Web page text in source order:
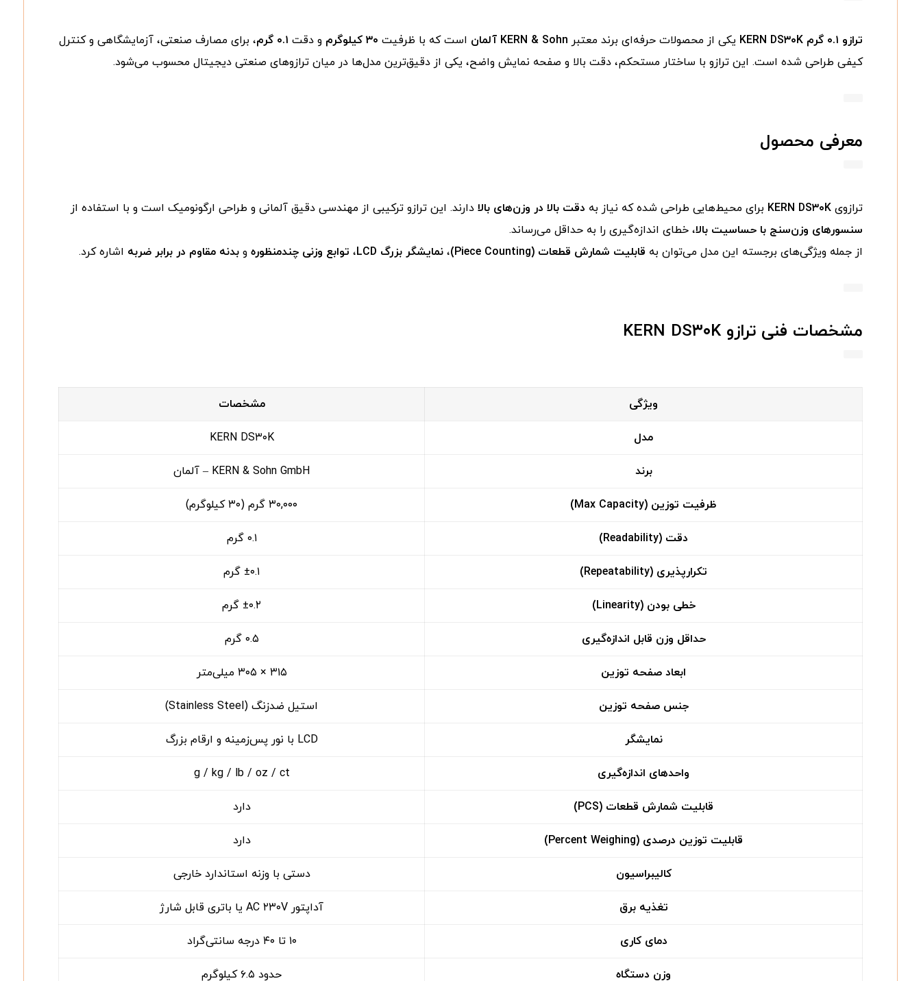
ترازو ۰.۱ گرم KERN DS۳۰K یکی از محصولات حرفه‌ای برند معتبر KERN & Sohn آلمان است که با ظرفیت ۳۰ کیلوگرم و دقت ۰.۱ گرم
، برای مصارف صنعتی، آزمایشگاهی و کنترل
کیفی طراحی شده است. این ترازو با ساختار مستحکم، دقت بالا و صفحه نمایش واضح، یکی از دقیق‌ترین مدل‌ها در میان ترازوهای صنعتی دیجیتال محسوب می‌شود.
معرفی محصول
ترازوی KERN DS۳۰K برای محیط‌هایی طراحی شده که نیاز به دقت بالا در وزن‌های بالادارند. این ترازو ترکیبی از مهندسی دقیق آلمانی و طراحی ارگونومیک است و با استفاده از
سنسورهای وزن‌سنج با حساسیت بالا، خطای اندازه‌گیری را به حداقل می‌رساند.
از جمله ویژگی‌های برجسته این مدل می‌توان به قابلیت شمارش قطعات (Piece Counting) ، نمایشگر بزرگ LCD ، توابع وزنی چندمنظورهو بدنه مقاوم در برابر ضربه اشاره کرد.
مشخصات فنی ترازو KERN DS۳۰K
ویژگی مشخصات
مدل KERN DS۳۰K
برند KERN & Sohn GmbH – آلمان
ظرفیت توزین (Max Capacity) ۳۰,۰۰۰ گرم (۳۰ کیلوگرم)
دقت (Readability) ۰.۱ گرم
تکرارپذیری (Repeatability) ±۰.۱ گرم
خطی بودن (Linearity) ±۰.۲ گرم
حداقل وزن قابل اندازه‌گیری ۰.۵ گرم
ابعاد صفحه توزین ۳۱۵ × ۳۰۵ میلی‌متر
جنس صفحه توزین استیل ضدزنگ (Stainless Steel)
نمایشگر LCD با نور پس‌زمینه و ارقام بزرگ
واحدهای اندازه‌گیری g / kg / lb / oz / ct
قابلیت شمارش قطعات (PCS) دارد
قابلیت توزین درصدی (Percent Weighing) دارد
کالیبراسیون دستی با وزنه استاندارد خارجی
تغذیه برق آداپتور AC ۲۳۰V یا باتری قابل شارژ
دمای کاری ۱۰ تا ۴۰ درجه سانتی‌گراد
وزن دستگاه حدود ۶.۵ کیلوگرم